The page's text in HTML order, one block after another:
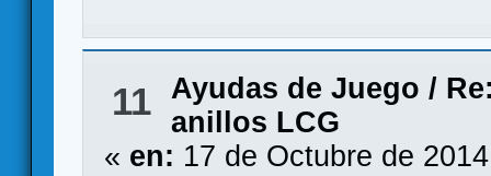
11 Ayudas de Juego /
anillos LCG
« en: 17 de Octubre de